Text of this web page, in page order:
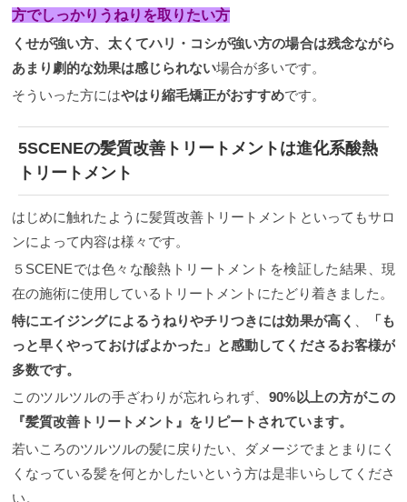
方でしっかりうねりを取りたい方
くせが強い方、太くてハリ・コシが強い方の場合は残念ながら
あまり劇的な効果は感じられない場合が多いです。
そういった方にはやはり縮毛矯正がおすすめです。
5SCENEの髪質改善トリートメントは進化系酸熱
トリートメント
はじめに触れたように髪質改善トリートメントといってもサロ
ンによって内容は様々です。
５SCENEでは色々な酸熱トリートメントを検証した結果、現
在の施術に使用しているトリートメントにたどり着きました。
特にエイジングによるうねりやチリつきには効果が高く
「も
っと早くやっておけばよかった」と感動してくださるお客様が
多数です。
このツルツルの手ざわりが忘れられず、 90%以上の方がこの
『髪質改善トリートメント』をリピートされています。
若いころのツルツルの髪に戻りたい、ダメージでまとまりにく
くなっている髪を何とかしたいという方は是非いらしてくださ
い。